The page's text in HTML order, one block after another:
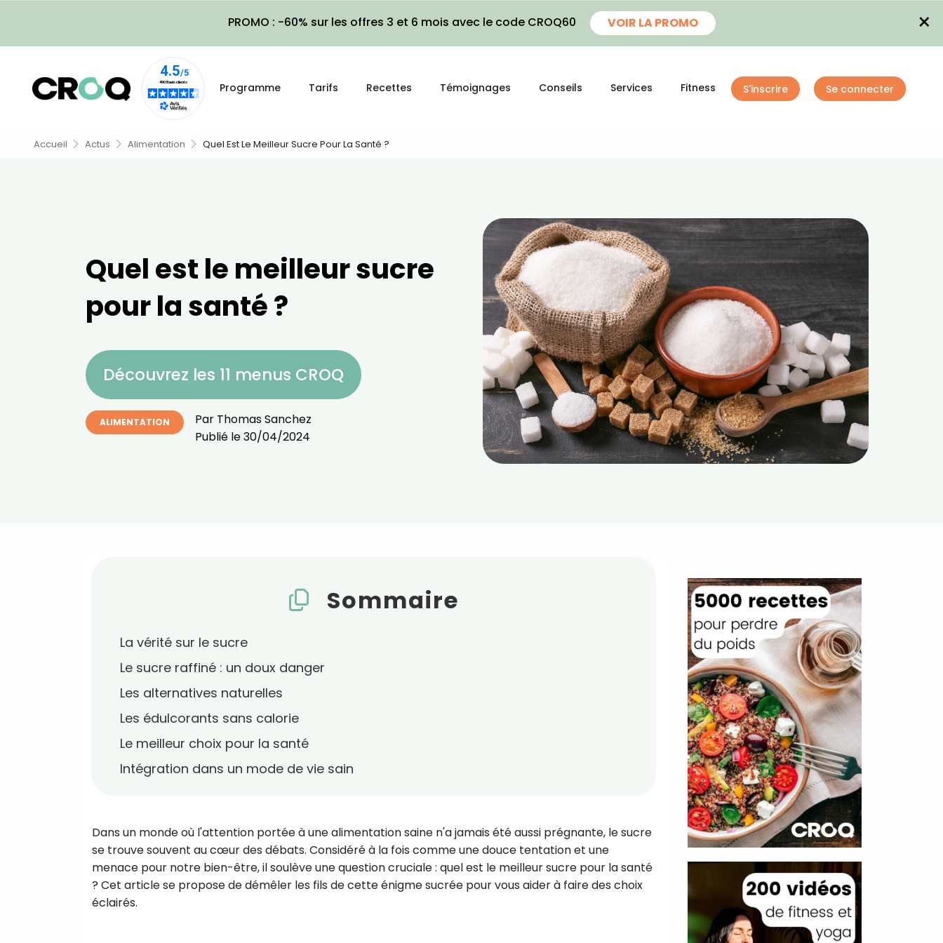
PROMO : -60% sur les offres 3 et 6 mois avec le code CROQ60 VOIR LA PROMO ×
Programme Tarifs Recettes Témoignages Conseils Services Fitness S'inscrire Se connecter
Accueil Actus Alimentation Quel Est Le Meilleur Sucre Pour La Santé ?
Quel est le meilleur sucre
pour la santé ?
Découvrez les 11 menus CROQ
ALIMENTATION Par Thomas Sanchez
Publié le30/04/2024
Sommaire
La vérité sur le sucre
Le sucre raffiné : un doux danger
Les alternatives naturelles
Les édulcorants sans calorie
Le meilleur choix pour la santé
Intégration dans un mode de vie sain
Dans un monde où l'attention portée à une alimentation saine n'a jamais été aussi prégnante, le sucre
se trouve souvent au cœur des débats. Considéré à la fois comme une douce tentation et une
menace pour notre bien-être, il soulève une question cruciale : quel est le meilleur sucre pour la santé
? Cet article se propose de démêler les fils de cette énigme sucrée pour vous aider à faire des choix
éclairés.